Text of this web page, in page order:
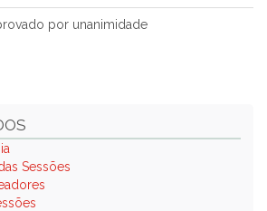
por unanimidade
Sessões